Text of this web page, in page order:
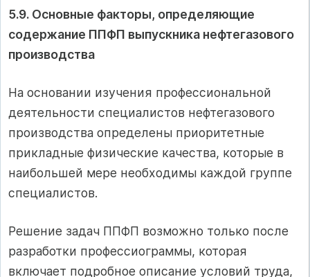
5.9. Основные факторы, определяющие
содержание ППФП выпускника нефтегазового
производства
На основании изучения профессиональной
деятельности специалистов нефтегазового
производства определены приоритетные
прикладные физические качества, которые в
наибольшей мере необходимы каждой группе
специалистов.
Решение задач ППФП возможно только после
разработки профессиограммы, которая
включает подробное описание условий труда,